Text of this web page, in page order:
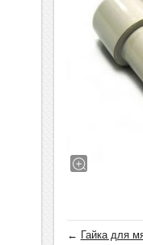
← Гайка для